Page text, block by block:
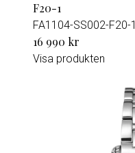
F20-1
FA1104-SS002-F20-1
16 990 kr
Visa produkten